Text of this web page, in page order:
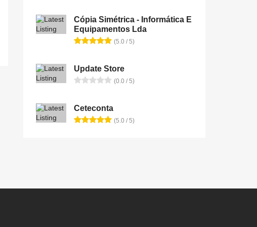
Cópia Simétrica - Informática E
Equipamentos Lda
(5.0 / 5)
Update Store
(0.0 / 5)
Ceteconta
(5.0 / 5)